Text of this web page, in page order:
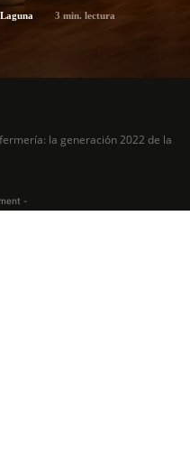
3 min. lectura
la generación 2022 de la
-